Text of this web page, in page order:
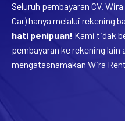
Seluruh pembayaran CV.
Car) hanya melalui rekening
hati penipuan! Kami tidak
pembayaran ke rekening lain
mengatasnamakan Wira